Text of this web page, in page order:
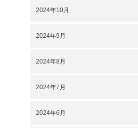
2024年10月
2024年9月
2024年8月
2024年7月
2024年6月